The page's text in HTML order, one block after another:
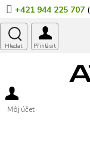
Prejsť
na
obsah
+421 944 225 707
Môj účet